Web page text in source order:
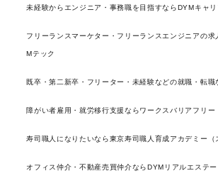
未経験からエンジニア・事務職を目指すならDYMキャリ
フリーランスマーケター・フリーランスエンジニアの求
Mテック
既卒・第二新卒・フリーター・未経験などの就職・転職
障がい者雇用・就労移行支援ならワークスバリアフリー
寿司職人になりたいなら東京寿司職人育成アカデミー（
オフィス仲介・不動産売買仲介ならDYMリアルエステー